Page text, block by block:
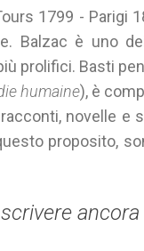
1799 - Parigi
Balzac è uno
prolifici. Basti
humaine), è
novelle e
proposito,
ancora